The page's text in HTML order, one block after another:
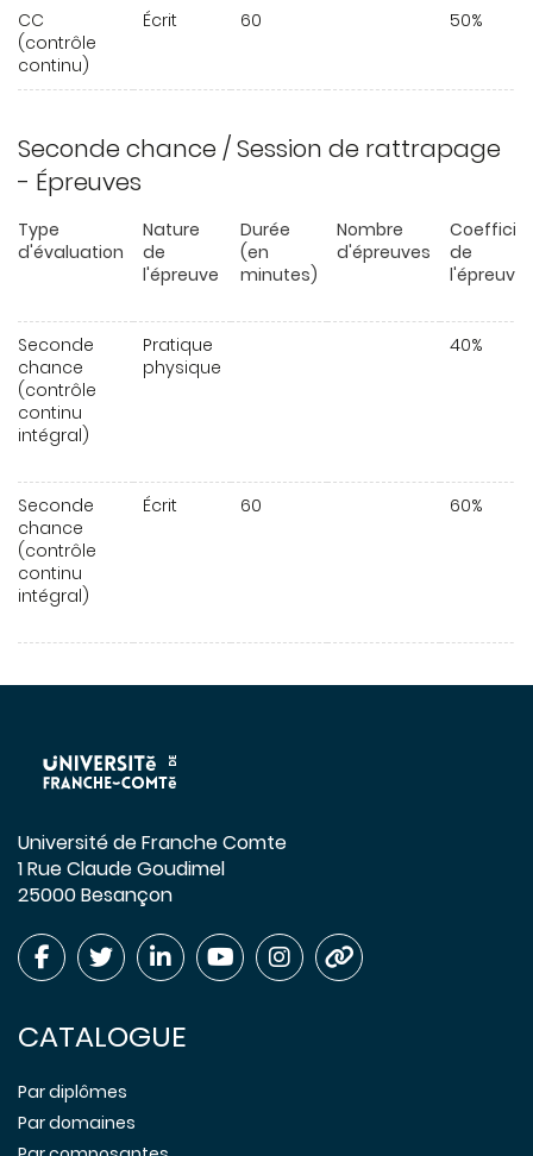
CC
(contrôle
continu)
Écrit 60 50%
Seconde chance / Session de rattrapage
- Épreuves
Type
d'évaluation
Nature
de
l'épreuve
Durée
(en
minutes)
Nombre
d'épreuves
de
l'épreuve
Seconde
chance
(contrôle
continu
intégral)
Pratique
physique
40%
Seconde
chance
(contrôle
continu
intégral)
Écrit 60 60%
Université de Franche Comte
1 Rue Claude Goudimel
25000 Besançon
CATALOGUE
Par diplômes
Par domaines